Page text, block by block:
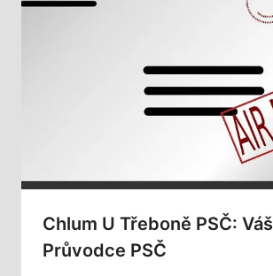
Chlum U Třeboně PSČ: Váš
Průvodce PSČ